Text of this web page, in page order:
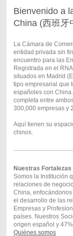
Bienvenido a
China (西班牙
La Cámara de
entidad privada sin
encuentro para las
Registrada en el
situados en Madrid
tipo empresarial que
españoles con
completa entre
300,000 empresas y
Aquí tienen su
chinos.
Nuestras Fortalezas
Somos la Institución
relaciones de
China,
el desarrollo de las
Empresas y
países. Nuestros
origen español y
Quiénes somos